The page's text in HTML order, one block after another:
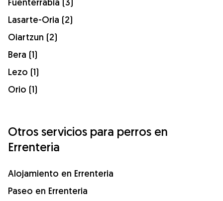
Lasarte-Oria (2)
Oiartzun (2)
Bera (1)
Lezo (1)
Orio (1)
Otros servicios para perros en
Errenteria
Alojamiento en Errenteria
Paseo en Errenteria